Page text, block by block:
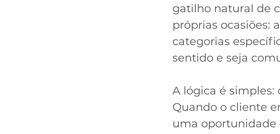
gatilho natural de
próprias ocasiões:
categorias
sentido e seja
A lógica é
Quando o cliente
uma